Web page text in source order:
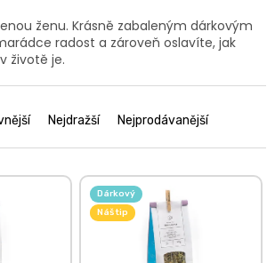
ženu. Krásně zabaleným dárkovým
radost a zároveň oslavíte, jak
životě je.
Nejdražší Nejprodávanější
Dárkový
Náš tip